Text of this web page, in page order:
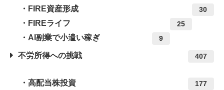
FIRE資産形成 30
FIREライフ 25
AI副業で小遣い稼ぎ 9
不労所得への挑戦 407
高配当株投資 177